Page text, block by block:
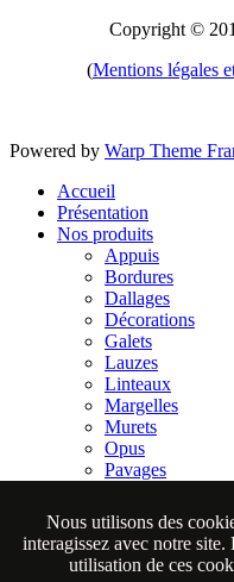
Copyright ©
(Mentions légales
Powered by Warp Theme
Accueil
Présentation
Nos produits
Appuis
Bordures
Dallages
Décorations
Galets
Lauzes
Linteaux
Margelles
Murets
Opus
Pavages
Vasques & éviers
Espace Pro.
Aide
Nous contacter
Nous utilisons des
interagissez avec notre
utilisation de ces